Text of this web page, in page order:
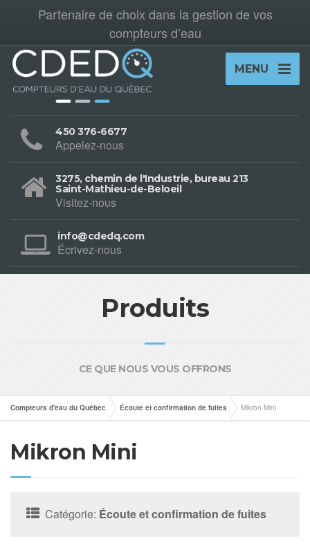
Partenaire de choix dans la gestion de vos
compteurs d’eau
MENU
450 376-6677
Appelez-nous
3275, chemin de l'Industrie, bureau 213
Saint-Mathieu-de-Beloeil
Visitez-nous
info@cdedq.com
Écrivez-nous
Produits
CE QUE NOUS VOUS OFFRONS
Compteurs d'eau du Québec Écoute et confirmation de fuites Mikron Mini
Mikron Mini
Catégorie: Écoute et confirmation de fuites